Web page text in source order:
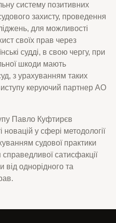
систему позитивних
захисту, проведення
для можливості
своїх прав через
судді, в свою чергу, при
шкоди мають
з урахуванням таких
керуючий партнер АО
Павло Куфтирєв
новацій у сфері методології
судової практики
​​сатисфакції
від однорідного та